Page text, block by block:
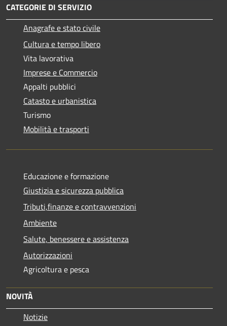
CATEGORIE DI SERVIZIO
Anagrafe e stato civile
Cultura e tempo libero
Vita lavorativa
Imprese e Commercio
Appalti pubblici
Catasto e urbanistica
Turismo
Mobilità e trasporti
Educazione e formazione
Giustizia e sicurezza pubblica
Tributi,finanze e contravvenzioni
Ambiente
Salute, benessere e assistenza
Autorizzazioni
Agricoltura e pesca
NOVITÀ
Notizie